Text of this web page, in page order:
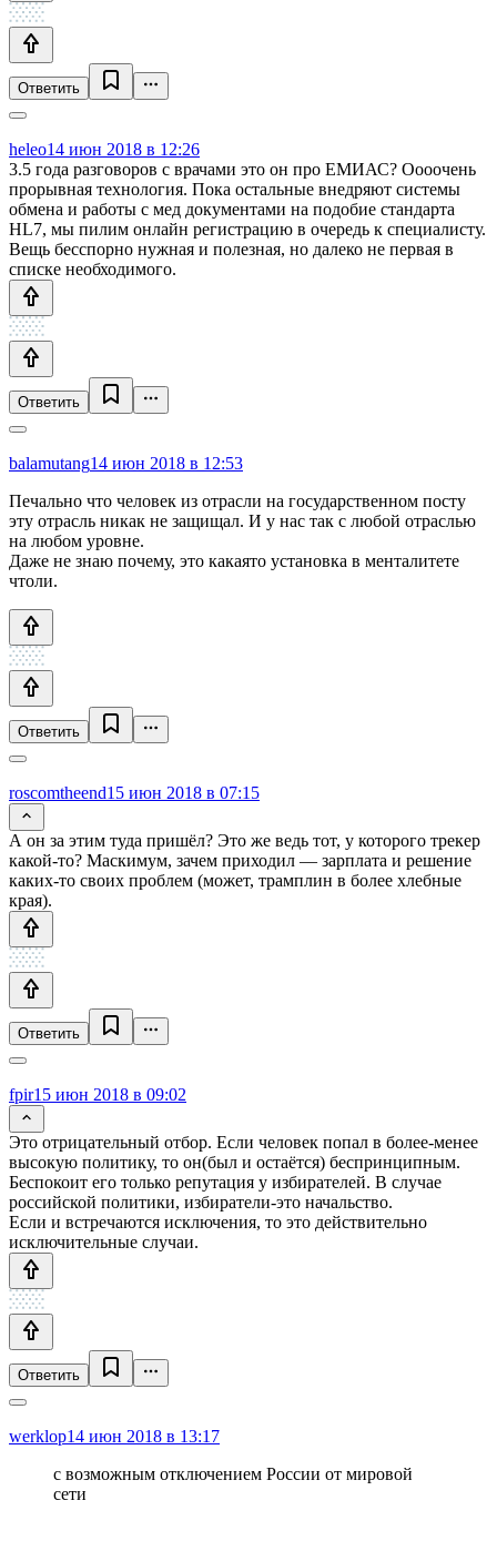
Ответить
heleo14 июн 2018 в 12:26
3.5 года разговоров с врачами это он про ЕМИАС? Оооочень
прорывная технология. Пока остальные внедряют системы
обмена и работы с мед документами на подобие стандарта
HL7, мы пилим онлайн регистрацию в очередь к специалисту.
Вещь бесспорно нужная и полезная, но далеко не первая в
списке необходимого.
Ответить
balamutang14 июн 2018 в 12:53
Печально что человек из отрасли на государственном посту
эту отрасль никак не защищал. И у нас так с любой отраслью
на любом уровне.
Даже не знаю почему, это какаято установка в менталитете
чтоли.
Ответить
roscomtheend15 июн 2018 в 07:15
А он за этим туда пришёл? Это же ведь тот, у которого трекер
какой-то? Маскимум, зачем приходил — зарплата и решение
каких-то своих проблем (может, трамплин в более хлебные
края).
Ответить
fpir15 июн 2018 в 09:02
Это отрицательный отбор. Если человек попал в более-менее
высокую политику, то он(был и остаётся) беспринципным.
Беспокоит его только репутация у избирателей. В случае
российской политики, избиратели-это начальство.
Если и встречаются исключения, то это действительно
исключительные случаи.
Ответить
werklop14 июн 2018 в 13:17
с возможным отключением России от мировой
сети